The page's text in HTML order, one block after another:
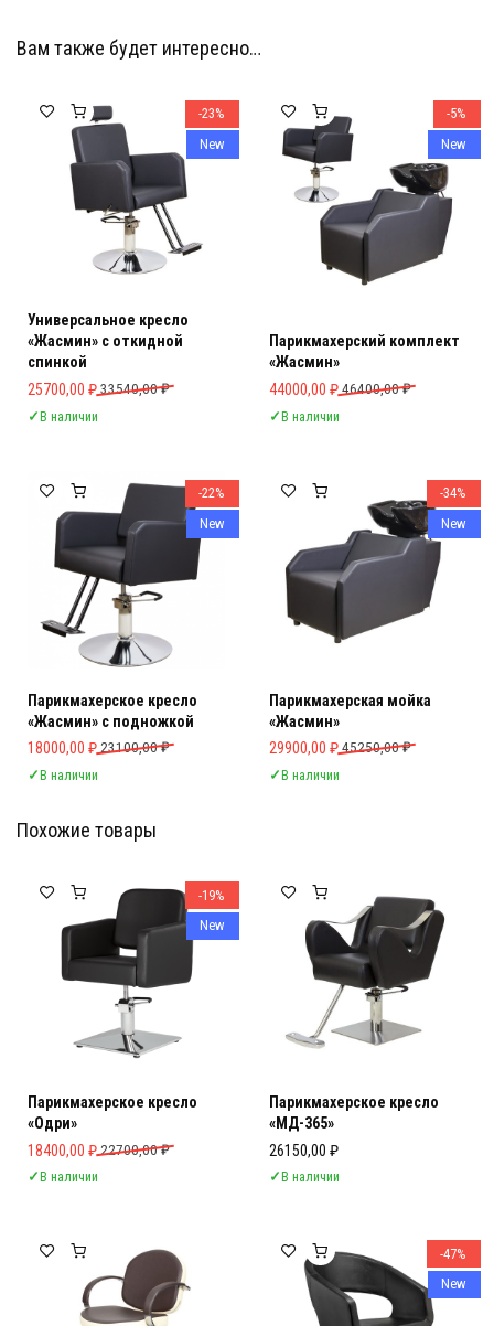
Вам также будет интересно…
-23%
New
Универсальное кресло
«Жасмин» с откидной
спинкой
33540,00₽
Первоначальная цена составляла 33540,00 ₽.
25700,00 ₽
Текущая цена: 25700,00 ₽.
✓В наличии
-5%
New
Парикмахерский комплект
«Жасмин»
46400,00₽
Первоначальная цена
44000,00 ₽
Текущая цена: 44000,00 ₽.
✓В наличии
-22%
New
Парикмахерское кресло
«Жасмин» с подножкой
23100,00₽
Первоначальная цена составляла 23100,00 ₽.
18000,00 ₽
Текущая цена: 18000,00 ₽.
✓В наличии
-34%
New
Парикмахерская мойка
«Жасмин»
45250,00₽
Первоначальная цена
29900,00 ₽
Текущая цена: 29900,00 ₽.
✓В наличии
Похожие товары
-19%
New
Парикмахерское кресло
«Одри»
22700,00₽
Первоначальная цена составляла 22700,00 ₽.
18400,00 ₽
Текущая цена: 18400,00 ₽.
✓В наличии
Парикмахерское кресло
«МД-365»
26150,00 ₽
✓В наличии
-47%
New